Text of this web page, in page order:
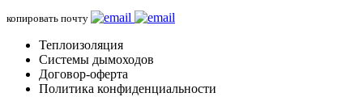
копировать почту
Теплоизоляция
Системы дымоходов
Договор-оферта
Политика конфиденциальности